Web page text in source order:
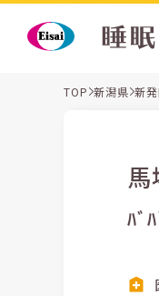
TOP 新潟県 新
ﾊﾞ